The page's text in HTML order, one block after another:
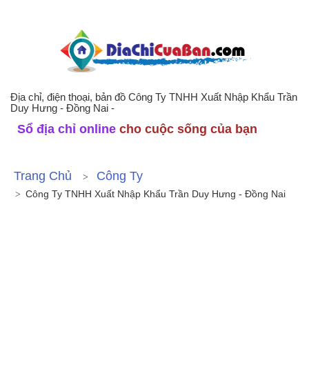
Địa chỉ, điện thoại, bản đồ Công Ty TNHH Xuất Nhập Khẩu Trần
Duy Hưng - Đồng Nai -
Sổ địa chỉ online cho cuộc sống của bạn
Trang Chủ Công Ty
Công Ty TNHH Xuất Nhập Khẩu Trần Duy Hưng - Đồng Nai